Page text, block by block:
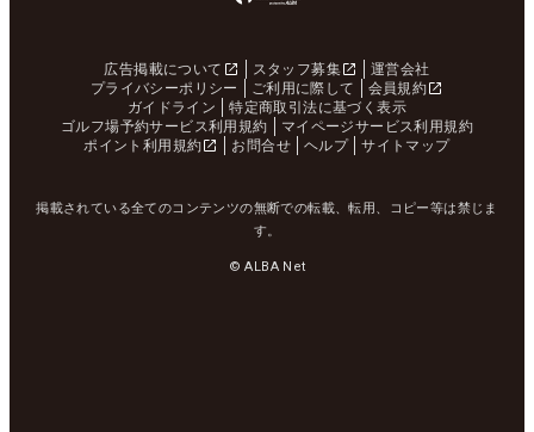
広告掲載について スタッフ募集
運営会社
プライバシーポリシー
ご利用に際して
会員規約
ガイドライン
特定商取引法に基づく表示
ゴルフ場予約サービス利用規約
マイページサービス利用規約
ポイント利用規約
お問合せ ヘルプ サイトマップ
掲載されている全てのコンテンツの無断での転載、転用、コピー等は禁じま
す。
© ALBA Net